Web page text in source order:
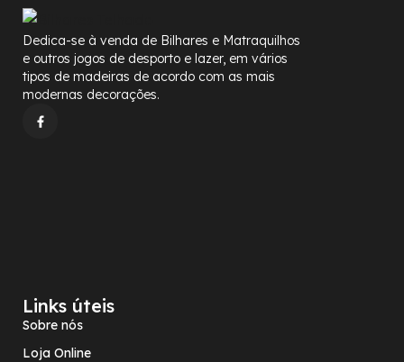
Dedica-se à venda de Bilhares e Matraquilhos
e outros jogos de desporto e lazer, em vários
tipos de madeiras de acordo com as mais
modernas decorações.
Links úteis
Sobre nós
Loja Online